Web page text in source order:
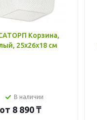
Корзина,
25x26x18 см
В наличии
от 8 890 ₸